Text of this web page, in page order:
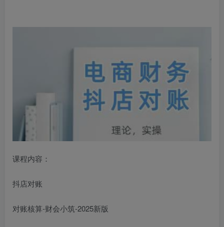
课程内容：
抖店对账
对账核算-财会小筑-2025新版